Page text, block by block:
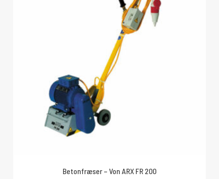
Betonfræser – Von ARX FR 200